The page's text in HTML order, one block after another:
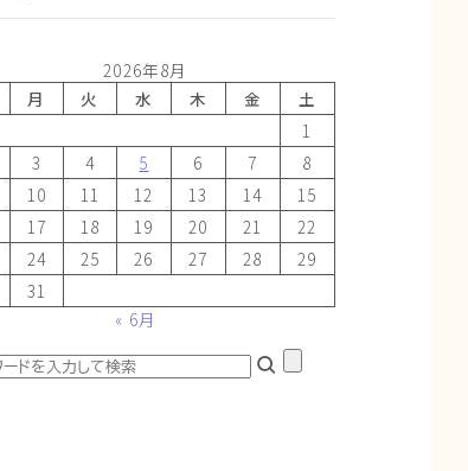
2026年8月
月 火 水 木 金
土
1
3 4 5 6 7
8
10 11 12 13 14
15
17 18 19 20 21
22
24 25 26 27 28
29
31
« 6月